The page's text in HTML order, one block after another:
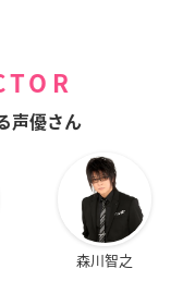
声優さん
森川智之